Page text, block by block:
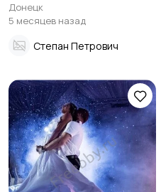
Донецк
5 месяцев назад
Степан Петрович